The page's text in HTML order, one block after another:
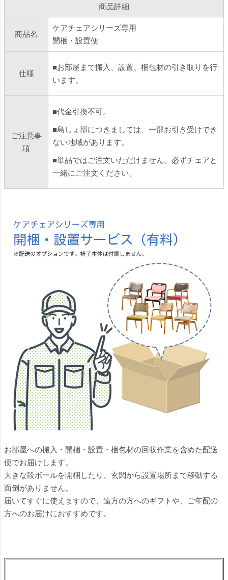
商品詳細
商品名
ケアチェアシリーズ専用
開梱・設置便
仕様
■お部屋まで搬入、設置、梱包材の引き取りを行
います。
ご注意事
項
■代金引換不可。
■島しょ部につきましては、一部お引き受けでき
ない地域があります。
■単品ではご注文いただけません。必ずチェアと
一緒にご注文ください。
お部屋への搬入・開梱・設置・梱包材の回収作業を含めた配送
便でお届けします。
大きな段ボールを開梱したり、玄関から設置場所まで移動する
面倒がありません。
届いてすぐに使えますので、遠方の方へのギフトや、ご年配の
方へのお届けにおすすめです。